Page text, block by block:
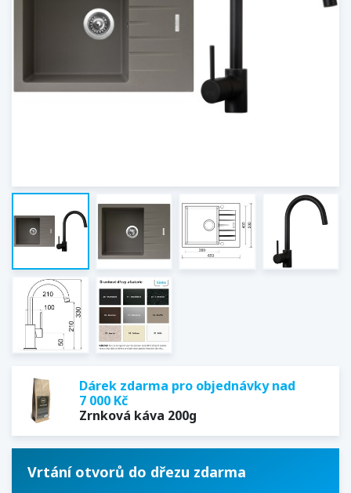
Dárek zdarma pro objednávky nad
7 000 Kč
Zrnková káva 200g
Vrtání otvorů do dřezu zdarma